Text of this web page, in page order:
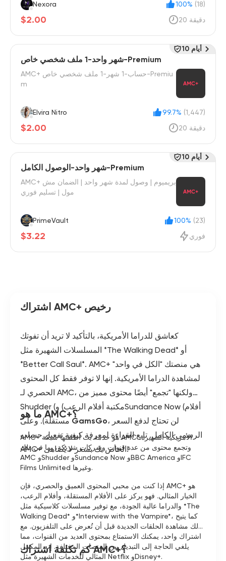
Nexora 100% (18)
$2.00 20 دقيقة
شهر واحد-1 ملف شخصي خاص-Premium
AMC+ حساب-1 شهر-1 ملف شخصي خاص-Premiu
m
Elvira Nitro 99.7% (1,447)
$2.00 20 دقيقة
10 أيام
شهر واحد-الوصول الكامل-Premium
AMC+ بريميوم | وصول لمدة شهر واحد | الضمان مش
مول | تسليم فوري
PrimeVault 100% (23)
$3.22 فوري
10 أيام
اشتراك AMC+ رخيص
كعاشق للدراما الأمريكية، بالتأكيد لا تريد أن تفوتك
المسلسلات الشهيرة مثل *The Walking Dead* أو
*Better Call Saul*. AMC+ هي منصتك "الكل في واحد"
لمشاهدة الدراما الأمريكية. إنها لا توفر فقط كل المحتوى
الحصري لـ AMC، ولكنها "تجمع" أيضًا محتوى مميز من
Shudder (مكتبة أفلام الرعب) وSundance Now (أفلام
GamsGo، لن تحتاج لدفع السعر
الرسمي الكامل. تابع القراءة لمعرفة كيفية تفعيل حساب
AMC+ الخاص بك بسعر لا يُضاهى!
ما هو AMC+؟
AMC+ هو خدمة بث أطلقتها شبكة AMC الأمريكية الشهيرة،
وتجمع محتوى من عدة قنوات وشركات شريكة، بما في ذلك
AMC وShudder وSundance Now وBBC America وIFC
Films Unlimited وغيرها.
إذا كنت من محبي المحتوى العميق والحصري، فإن AMC+ هو
الخيار المثالي. فهو يركز على الأفلام المستقلة، وأفلام الرعب،
والدراما عالية الجودة، مع توفير مسلسلات كلاسيكية مثل *The
Walking Dead* و*Interview with the Vampire*، كما يتيح
لك مشاهدة الحلقات الجديدة قبل أن تُعرض على التلفزيون. مع
اشتراك واحد، يمكنك الاستمتاع بمحتوى العديد من القنوات، مما
يلغي الحاجة إلى التبديل بين المنصات المختلفة. إنه المكمل
المثالي للخدمات الشهيرة مثل Netflix وDisney+.
كم تكلفة اشتراك AMC+؟